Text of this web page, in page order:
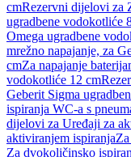
cmRezervni dijelovi za
ugradbene vodokotliće
Omega ugradbene
mrežno napajanje, za
cmZa napajanje
vodokotliće 12 cm
Geberit Sigma
ispiranja WC-a s
dijelovi za Uređaji za
aktiviranjem ispiranja
Za dvokoličinsko